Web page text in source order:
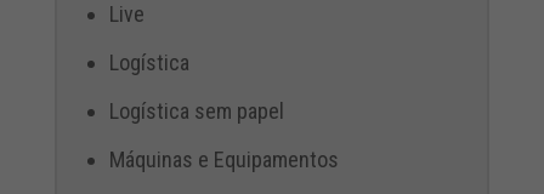
Live
Logística
Logística sem papel
Máquinas e Equipamentos